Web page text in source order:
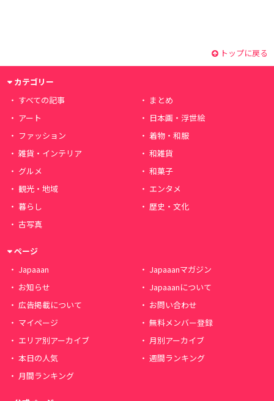
トップに戻る
カテゴリー
すべての記事
まとめ
アート
日本画・浮世絵
ファッション
着物・和服
雑貨・インテリア
和雑貨
グルメ
和菓子
観光・地域
エンタメ
暮らし
歴史・文化
古写真
ページ
Japaaan
Japaaanマガジン
お知らせ
Japaaanについて
広告掲載について
お問い合わせ
マイページ
無料メンバー登録
エリア別アーカイブ
月別アーカイブ
本日の人気
週間ランキング
月間ランキング